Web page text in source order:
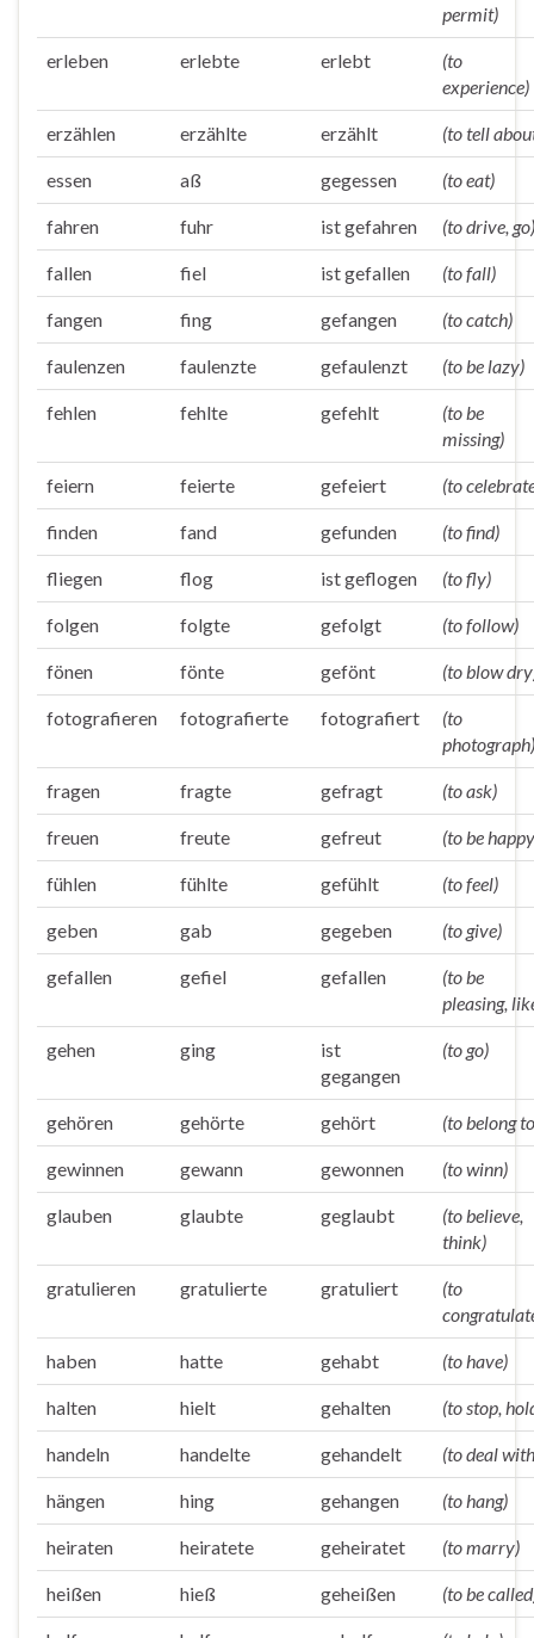
permit)
erleben erlebte erlebt
(to
experience)
erzählen erzählte erzählt (to tell
essen aß gegessen (to eat)
fahren fuhr ist gefahren (to drive, go)
fallen fiel ist gefallen (to fall)
fangen fing gefangen (to catch)
faulenzen faulenzte gefaulenzt (to be lazy)
fehlen fehlte gefehlt
(to be
missing)
feiern feierte gefeiert (to
finden fand gefunden (to find)
fliegen flog ist geflogen (to fly)
folgen folgte gefolgt (to follow)
fönen fönte gefönt (to blow
fotografieren fotografierte fotografiert
(to
photograph)
fragen fragte gefragt (to ask)
freuen freute gefreut (to be
fühlen fühlte gefühlt (to feel)
geben gab gegeben (to give)
gefallen gefiel gefallen
(to be
pleasing,
gehen ging
ist
gegangen
(to go)
gehören gehörte gehört (to belong
gewinnen gewann gewonnen (to winn)
glauben glaubte geglaubt
(to believe,
think)
gratulieren gratulierte gratuliert
(to
haben hatte gehabt (to have)
halten hielt gehalten (to stop,
handeln handelte gehandelt (to deal
hängen hing gehangen (to hang)
heiraten heiratete geheiratet (to marry)
heißen hieß geheißen (to be